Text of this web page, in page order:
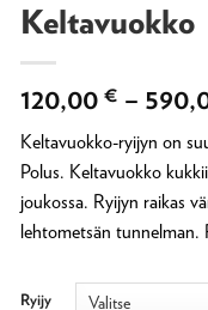
Keltavuokko
120,00 € –
Keltavuokko-ryijyn on
Polus. Keltavuokko
joukossa. Ryijyn raikas
lehtometsän tunnelman.
Ryijy